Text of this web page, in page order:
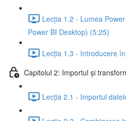
Lecția 1.2 - Lumea
Power BI Desktop) (5:25)
Lecția 1.3 - Introducere
Capitolul 2: Importul și
Lecția 2.1 - Importul